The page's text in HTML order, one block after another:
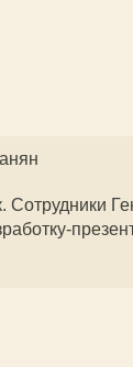
Сотрудники